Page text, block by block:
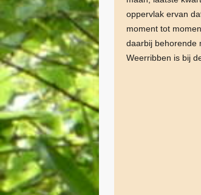
oppervlak ervan
moment tot
daarbij behorende
Weerribben is bij